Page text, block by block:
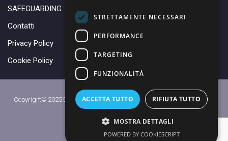
SAFEGUARDING
Contatti
Privacy Policy
Cookie Policy
Copyright© 2025 DANY BASKET QUARRATA S.S.D.A.R.L. -Privacy Policy
Made with ♥ by
STRETTAMENTE NECESSARI
PERFORMANCE
TARGETING
FUNZIONALITÀ
ACCETTA TUTTO RIFIUTA TUTTO
MOSTRA DETTAGLI
POWERED BY COOKIESCRIPT